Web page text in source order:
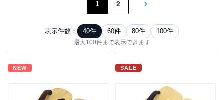
1 2 ›
表示件数： 40件 60件 80件 100件
最大100件まで表示できます
NEW SALE